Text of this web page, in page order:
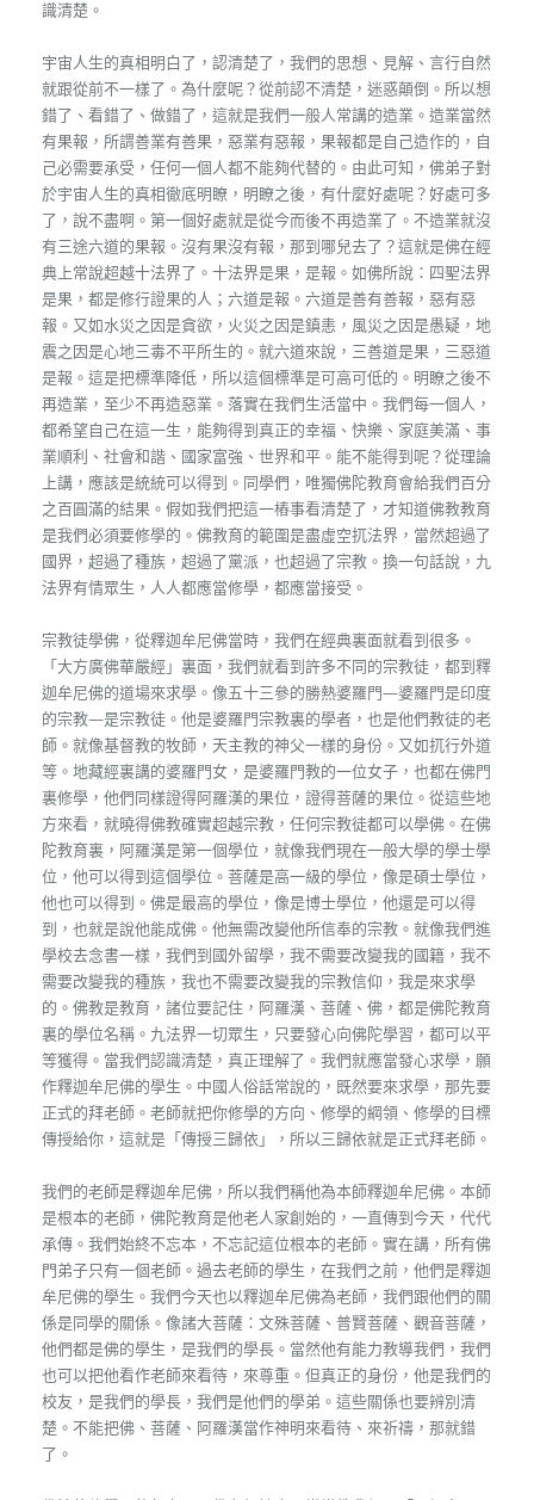
識清楚。
宇宙人生的真相明白了，認清楚了，我們的思想、見解、言行自然
就跟從前不一樣了。為什麼呢？從前認不清楚，迷惑顛倒。所以想
錯了、看錯了、做錯了，這就是我們一般人常講的造業。造業當然
有果報，所謂善業有善果，惡業有惡報，果報都是自己造作的，自
己必需要承受，任何一個人都不能夠代替的。由此可知，佛弟子對
於宇宙人生的真相徹底明瞭，明瞭之後，有什麼好處呢？好處可多
了，說不盡啊。第一個好處就是從今而後不再造業了。不造業就沒
有三途六道的果報。沒有果沒有報，那到哪兒去了？這就是佛在經
典上常說超越十法界了。十法界是果，是報。如佛所說：四聖法界
是果，都是修行證果的人；六道是報。六道是善有善報，惡有惡
報。又如水災之因是貪欲，火災之因是鎮恚，風災之因是愚疑，地
震之因是心地三毒不平所生的。就六道來說，三善道是果，三惡道
是報。這是把標準降低，所以這個標準是可高可低的。明瞭之後不
再造業，至少不再造惡業。落實在我們生活當中。我們每一個人，
都希望自己在這一生，能夠得到真正的幸福、快樂、家庭美滿、事
業順利、社會和諧、國家富強、世界和平。能不能得到呢？從理論
上講，應該是統統可以得到。同學們，唯獨佛陀教育會給我們百分
之百圓滿的結果。假如我們把這一樁事看清楚了，才知道佛教教育
是我們必須要修學的。佛教育的範圍是盡虛空扤法界，當然超過了
國界，超過了種族，超過了黨派，也超過了宗教。換一句話說，九
法界有情眾生，人人都應當修學，都應當接受。
宗教徒學佛，從釋迦牟尼佛當時，我們在經典裏面就看到很多。
「大方廣佛華嚴經」裏面，我們就看到許多不同的宗教徒，都到釋
迦牟尼佛的道場來求學。像五十三參的勝熱婆羅門—婆羅門是印度
的宗教—是宗教徒。他是婆羅門宗教裏的學者，也是他們教徒的老
師。就像基督教的牧師，天主教的神父一樣的身份。又如扤行外道
等。地藏經裏講的婆羅門女，是婆羅門教的一位女子，也都在佛門
裏修學，他們同樣證得阿羅漢的果位，證得菩薩的果位。從這些地
方來看，就曉得佛教確實超越宗教，任何宗教徒都可以學佛。在佛
陀教育裏，阿羅漢是第一個學位，就像我們現在一般大學的學士學
位，他可以得到這個學位。菩薩是高一級的學位，像是碩士學位，
他也可以得到。佛是最高的學位，像是博士學位，他還是可以得
到，也就是說他能成佛。他無需改變他所信奉的宗教。就像我們進
學校去念書一樣，我們到國外留學，我不需要改變我的國籍，我不
需要改變我的種族，我也不需要改變我的宗教信仰，我是來求學
的。佛教是教育，諸位要記住，阿羅漢、菩薩、佛，都是佛陀教育
裏的學位名稱。九法界一切眾生，只要發心向佛陀學習，都可以平
等獲得。當我們認識清楚，真正理解了。我們就應當發心求學，願
作釋迦牟尼佛的學生。中國人俗話常說的，既然要來求學，那先要
正式的拜老師。老師就把你修學的方向、修學的綱領、修學的目標
傳授給你，這就是「傳授三歸依」，所以三歸依就是正式拜老師。
我們的老師是釋迦牟尼佛，所以我們稱他為本師釋迦牟尼佛。本師
是根本的老師，佛陀教育是他老人家創始的，一直傳到今天，代代
承傳。我們始終不忘本，不忘記這位根本的老師。實在講，所有佛
門弟子只有一個老師。過去老師的學生，在我們之前，他們是釋迦
牟尼佛的學生。我們今天也以釋迦牟尼佛為老師，我們跟他們的關
係是同學的關係。像諸大菩薩：文殊菩薩、普賢菩薩、觀音菩薩，
他們都是佛的學生，是我們的學長。當然他有能力教導我們，我們
也可以把他看作老師來看待，來尊重。但真正的身份，他是我們的
校友，是我們的學長，我們是他們的學弟。這些關係也要辨別清
楚。不能把佛、菩薩、阿羅漢當作神明來看待、來祈禱，那就錯
了。